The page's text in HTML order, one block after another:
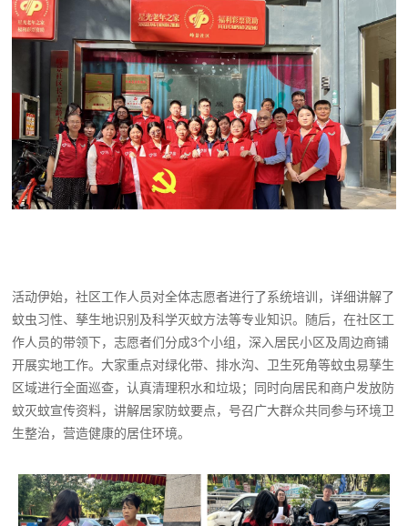
活动伊始，社区工作人员对全体志愿者进行了系统培训，详细讲解了
蚊虫习性、孳生地识别及科学灭蚊方法等专业知识。随后，在社区工
作人员的带领下，志愿者们分成3个小组，深入居民小区及周边商铺
开展实地工作。大家重点对绿化带、排水沟、卫生死角等蚊虫易孳生
区域进行全面巡查，认真清理积水和垃圾；同时向居民和商户发放防
蚊灭蚊宣传资料，讲解居家防蚊要点，号召广大群众共同参与环境卫
生整治，营造健康的居住环境。